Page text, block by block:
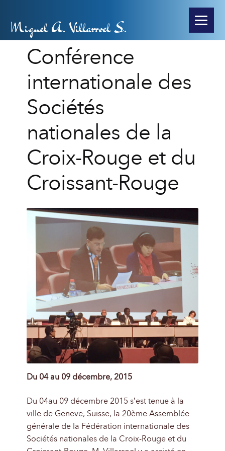
Miguel A. Villarroel S.
Conférence
internationale des
Sociétés
nationales de la
Croix-Rouge et du
Croissant-Rouge
Du 04 au 09 décembre, 2015
Du 04au 09 décembre 2015 s’est tenue à la
ville de Geneve, Suisse, la 20ème Assemblée
générale de la Fédération internationale des
Sociétés nationales de la Croix-Rouge et du